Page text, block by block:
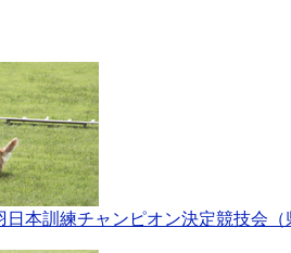
本訓練チャンピオン決定競技会（